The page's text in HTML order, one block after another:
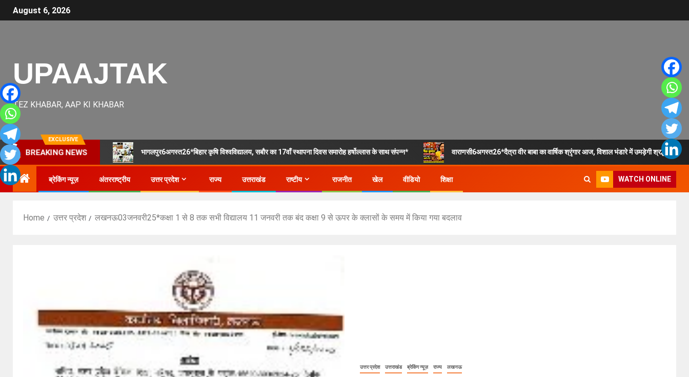
August 6, 2026
UPAAJTAK
TEZ KHABAR, AAP KI KHABAR
EXCLUSIVE
BREAKING NEWS भागलपुर6अगस्त26*बिहार कृषि विश्वविद्यालय, सबौर का 17वाँ स्थापना दिवस समारोह हर्षोल्लास के साथ संपन्न* वाराणसी6अगस्त26*दैत्रा वीर बाबा का वार्षिक श्रृंगार आज, विशाल भंडारे में उमड़ेगी श्रद्धालुओं की
ब्रेकिंग न्यूज़ अंतरराष्ट्रीय उत्तर प्रदेश राज्य उत्तराखंड राष्टीय राजनीत खेल वीडियो शिक्षा WATCH ONLINE
Home उत्तर प्रदेश लखनऊ03जनवरी25*कक्षा 1 से 8 तक सभी विद्यालय 11 जनवरी तक बंद कक्षा 9 से ऊपर के क्लासों के समय में किया गया बदलाव
उत्तर प्रदेश उत्तराखंड ब्रेकिंग न्यूज़ राज्य लखनऊ